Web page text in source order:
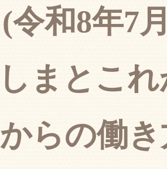
(令和8年7
しまとこ
からの働